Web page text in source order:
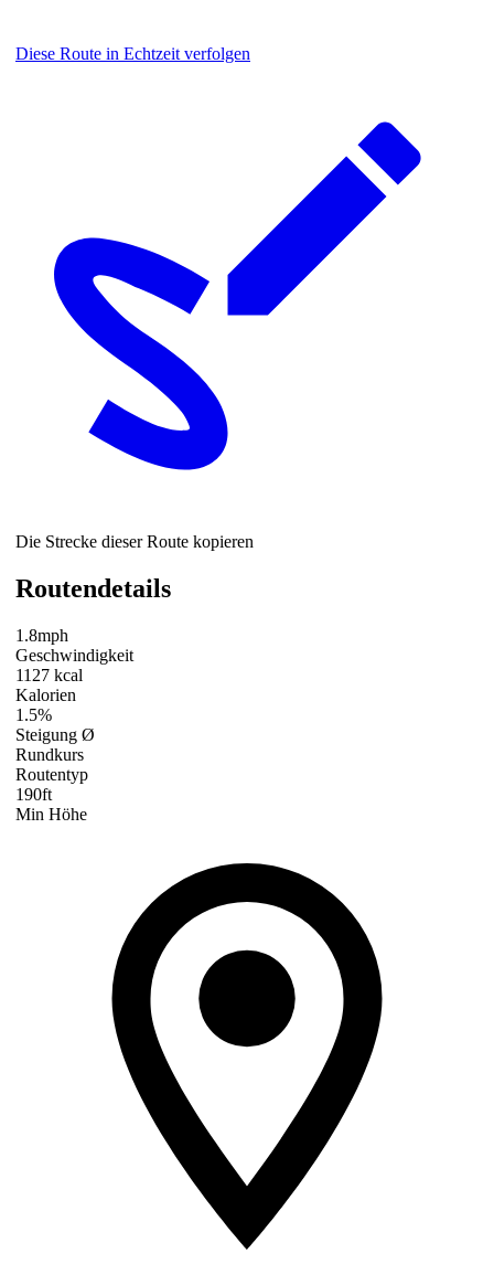
Diese Route in Echtzeit verfolgen
Die Strecke dieser Route kopieren
Routendetails
1.8mph
Geschwindigkeit
1127 kcal
Kalorien
1.5%
Steigung Ø
Rundkurs
Routentyp
190ft
Min Höhe